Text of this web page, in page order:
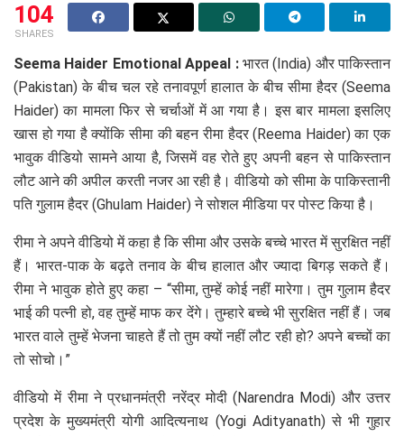
104
SHARES
Seema Haider Emotional Appeal : भारत (India) और पाकिस्तान
(Pakistan) के बीच चल रहे तनावपूर्ण हालात के बीच सीमा हैदर (Seema
Haider) का मामला फिर से चर्चाओं में आ गया है। इस बार मामला इसलिए
खास हो गया है क्योंकि सीमा की बहन रीमा हैदर (Reema Haider) का एक
भावुक वीडियो सामने आया है, जिसमें वह रोते हुए अपनी बहन से पाकिस्तान
लौट आने की अपील करती नजर आ रही है। वीडियो को सीमा के पाकिस्तानी
पति गुलाम हैदर (Ghulam Haider) ने सोशल मीडिया पर पोस्ट किया है।
रीमा ने अपने वीडियो में कहा है कि सीमा और उसके बच्चे भारत में सुरक्षित नहीं
हैं। भारत-पाक के बढ़ते तनाव के बीच हालात और ज्यादा बिगड़ सकते हैं।
रीमा ने भावुक होते हुए कहा – “सीमा, तुम्हें कोई नहीं मारेगा। तुम गुलाम हैदर
भाई की पत्नी हो, वह तुम्हें माफ कर देंगे। तुम्हारे बच्चे भी सुरक्षित नहीं हैं। जब
भारत वाले तुम्हें भेजना चाहते हैं तो तुम क्यों नहीं लौट रही हो? अपने बच्चों का
तो सोचो।”
वीडियो में रीमा ने प्रधानमंत्री नरेंद्र मोदी (Narendra Modi) और उत्तर
प्रदेश के मुख्यमंत्री योगी आदित्यनाथ (Yogi Adityanath) से भी गुहार